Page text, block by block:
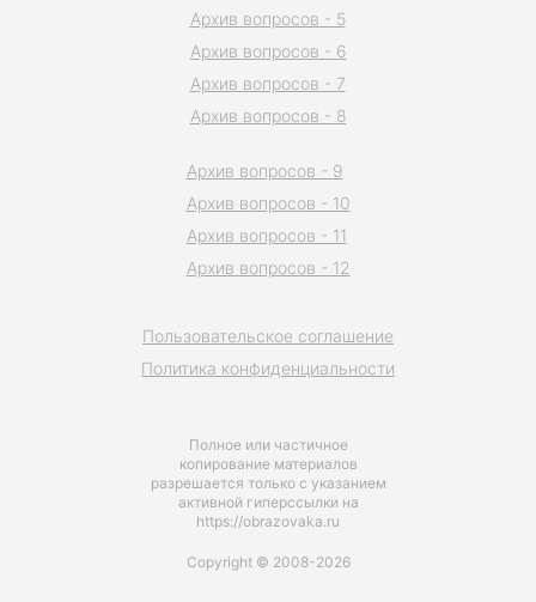
Полное или частичное
копирование материалов
разрешается только с указанием
активной гиперссылки на
https://obrazovaka.ru
Пользовательское соглашение
Политика конфиденциальности
Архив вопросов - 5
Архив вопросов - 6
Архив вопросов - 7
Архив вопросов - 8
Архив вопросов - 9
Архив вопросов - 10
Архив вопросов - 11
Архив вопросов - 12
Copyright © 2008-2026